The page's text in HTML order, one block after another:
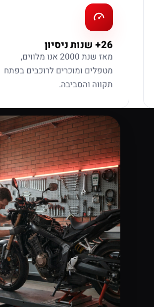
26+ שנות ניסיון
מאז שנת 2000 אנו מלווים,
מטפלים ומוכרים לרוכבים בפתח
תקווה והסביבה.